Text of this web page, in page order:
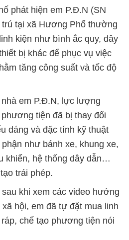
phát hiện em P.Đ.N (SN
tại xã Hương Phố thường
kiện như bình ắc quy, dây
bị khác để phục vụ việc
tăng công suất và tốc độ
em P.Đ.N, lực lượng
tiện đã bị thay đổi
dáng và đặc tính kỹ thuật
như bánh xe, khung xe,
khiển, hệ thống dây dẫn…
trái phép.
khi xem các video hướng
hội, em đã tự đặt mua linh
chế tạo phương tiện nói